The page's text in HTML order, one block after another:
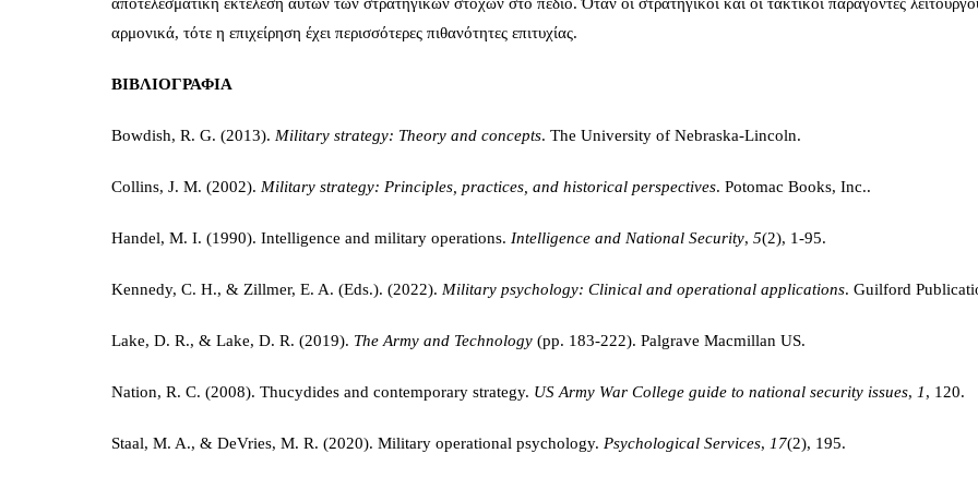
αρμονικά, τότε η επιχείρηση έχει περισσότερες πιθανότητες επιτυχίας.
ΒΙΒΛΙΟΓΡΑΦΙΑ
Bowdish, R. G. (2013). Military strategy: Theory and concepts. The University of Nebraska-Lincoln.
Collins, J. M. (2002). Military strategy: Principles, practices, and historical perspectives. Potomac Books, Inc..
Handel, M. I. (1990). Intelligence and military operations. Intelligence and National Security, 5(2), 1-95.
Kennedy, C. H., & Zillmer, E. A. (Eds.). (2022). Military psychology: Clinical and operational applications. Guilford
Lake, D. R., & Lake, D. R. (2019). The Army and Technology (pp. 183-222). Palgrave Macmillan US.
Nation, R. C. (2008). Thucydides and contemporary strategy. US Army War College guide to national security issues, 1, 120.
Staal, M. A., & DeVries, M. R. (2020). Military operational psychology. Psychological Services, 17(2), 195.